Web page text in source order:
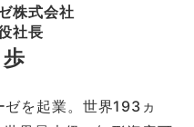
株式会社
社長
を起業。世界193ヵ